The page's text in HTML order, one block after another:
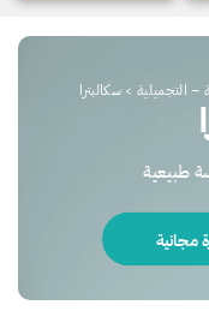
– التجميلية> سكالبترا
طبيعية
مجانية